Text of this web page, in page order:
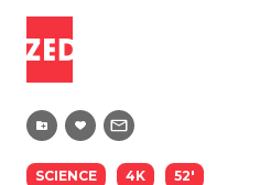
SCIENCE 4K 52'